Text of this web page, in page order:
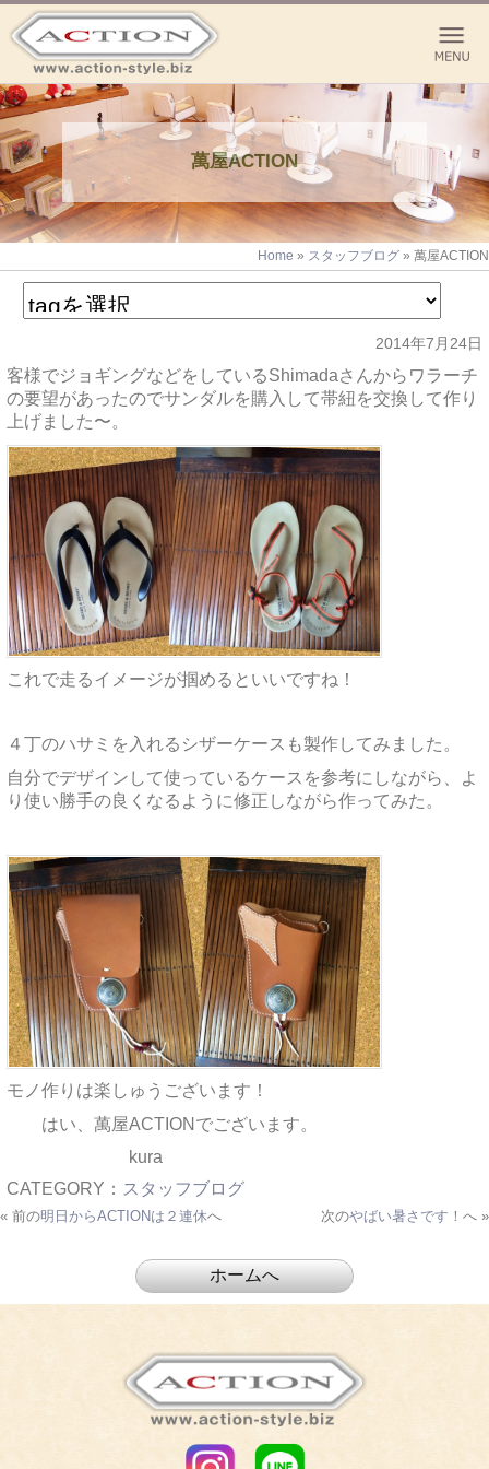
萬屋ACTION
Home » スタッフブログ » 萬屋ACTION
2014年7月24日
客様でジョギングなどをしているShimadaさんからワラーチ
の要望があったのでサンダルを購入して帯紐を交換して作り
上げました〜。
これで走るイメージが掴めるといいですね！
４丁のハサミを入れるシザーケースも製作してみました。
自分でデザインして使っているケースを参考にしながら、よ
り使い勝手の良くなるように修正しながら作ってみた。
モノ作りは楽しゅうございます！
はい、萬屋ACTIONでございます。
kura
CATEGORY： スタッフブログ
« 前の明日からACTIONは２連休へ 次のやばい暑さです！ へ »